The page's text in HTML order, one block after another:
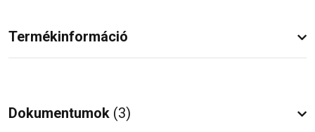
Termékinformáció
Dokumentumok (3)